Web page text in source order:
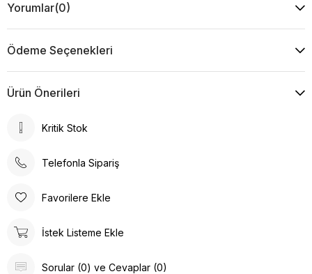
Yorumlar(0)
Ödeme Seçenekleri
Ürün Önerileri
Kritik Stok
Telefonla Sipariş
Favorilere Ekle
İstek Listeme Ekle
Sorular (0) ve Cevaplar (0)